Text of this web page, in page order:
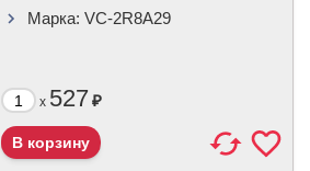
Марка: VC-2R8A29
x 527₽